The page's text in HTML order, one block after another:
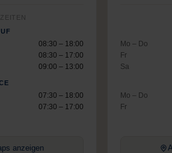
08:30 – 18:00
08:30 – 17:00
09:00 – 13:00
07:30 – 18:00
07:30 – 17:00
anzeigen
Mo – Do
Fr
Sa
Mo – Do
Fr